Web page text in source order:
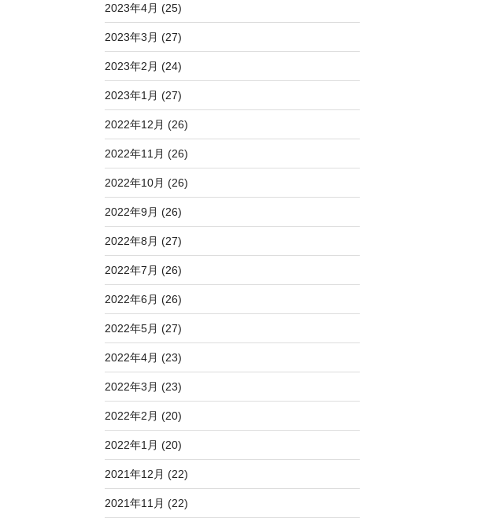
2023年4月 (25)
2023年3月 (27)
2023年2月 (24)
2023年1月 (27)
2022年12月 (26)
2022年11月 (26)
2022年10月 (26)
2022年9月 (26)
2022年8月 (27)
2022年7月 (26)
2022年6月 (26)
2022年5月 (27)
2022年4月 (23)
2022年3月 (23)
2022年2月 (20)
2022年1月 (20)
2021年12月 (22)
2021年11月 (22)